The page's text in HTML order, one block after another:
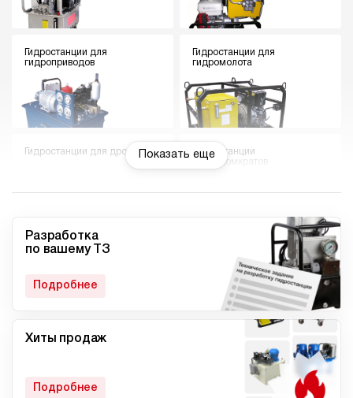
Гидростанции для
гидроприводов
Гидростанции для
гидромолота
Гидростанции для дровокола
Гидростанции
гидродомкратов
Гидростанции для токарного
Мини гидростанции
Компактные гидростанции
Показать еще
Разработка
по вашему ТЗ
Подробнее
Хиты продаж
Подробнее